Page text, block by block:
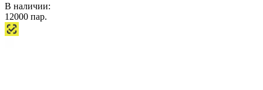
В наличии:
12000 пар.